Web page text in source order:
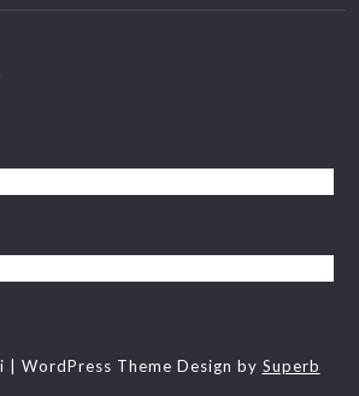
| WordPress Theme Design by Superb